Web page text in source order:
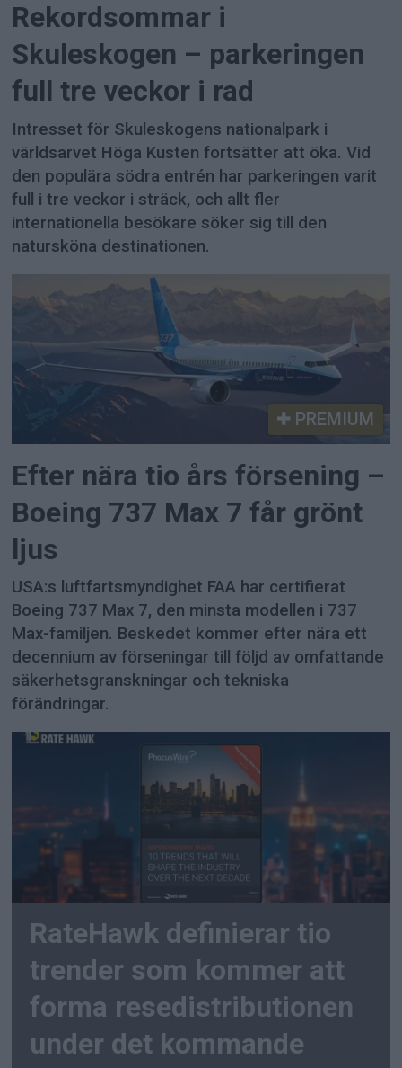
Rekordsommar i
Skuleskogen – parkeringen
full tre veckor i rad
Intresset för Skuleskogens nationalpark i
världsarvet Höga Kusten fortsätter att öka. Vid
den populära södra entrén har parkeringen varit
full i tre veckor i sträck, och allt fler
internationella besökare söker sig till den
natursköna destinationen.
PREMIUM
Efter nära tio års försening –
Boeing 737 Max 7 får grönt
ljus
USA:s luftfartsmyndighet FAA har certifierat
Boeing 737 Max 7, den minsta modellen i 737
Max-familjen. Beskedet kommer efter nära ett
decennium av förseningar till följd av omfattande
säkerhetsgranskningar och tekniska
förändringar.
RateHawk definierar tio
trender som kommer att
forma resedistributionen
under det kommande